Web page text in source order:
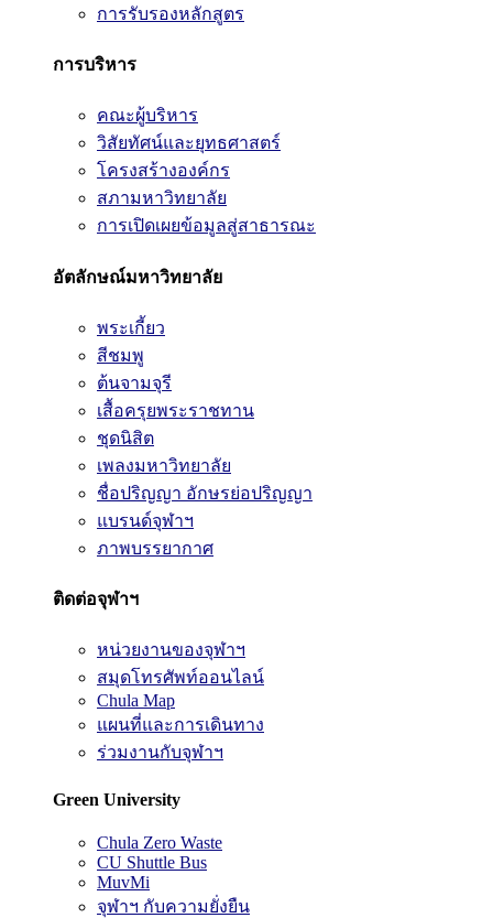
การรับรองหลักสูตร
การบริหาร
คณะผู้บริหาร
วิสัยทัศน์และยุทธศาสตร์
โครงสร้างองค์กร
สภามหาวิทยาลัย
การเปิดเผยข้อมูลสู่สาธารณะ
อัตลักษณ์มหาวิทยาลัย
พระเกี้ยว
สีชมพู
ต้นจามจุรี
เสื้อครุยพระราชทาน
ชุดนิสิต
เพลงมหาวิทยาลัย
ชื่อปริญญา อักษรย่อปริญญา
แบรนด์จุฬาฯ
ภาพบรรยากาศ
ติดต่อจุฬาฯ
หน่วยงานของจุฬาฯ
สมุดโทรศัพท์ออนไลน์
Chula Map
แผนที่และการเดินทาง
ร่วมงานกับจุฬาฯ
Green University
Chula Zero Waste
CU Shuttle Bus
MuvMi
จุฬาฯ กับความยั่งยืน